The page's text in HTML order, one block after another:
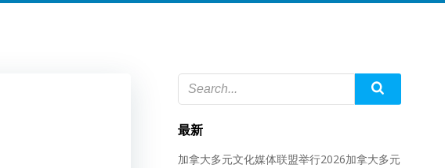
最新
加拿大多元文化媒体联盟举行2026加拿大多元